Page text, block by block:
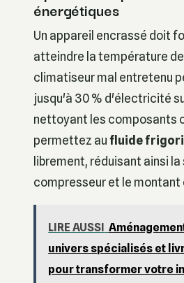
énergétiques
Un appareil encrassé doit
atteindre la température de
climatiseur mal entretenu
jusqu'à 30 % d'électricité
nettoyant les composants
permettez aufluide
librement, réduisant ainsi
compresseur et le
LIRE AUSSI
univers spécialisés et
pour transformer votre